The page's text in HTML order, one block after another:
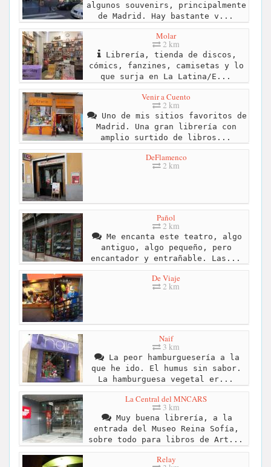
algunos souvenirs, principalmente
de Madrid. Hay bastante v...
Molar
2 km
Librería, tienda de discos,
cómics, fanzines, camisetas y lo
que surja en La Latina/E...
Venir a Cuento
2 km
Uno de mis sitios favoritos de
Madrid. Una gran librería con
amplio surtido de libros...
DeFlamenco
2 km
Pañol
2 km
Me encanta este teatro, algo
antiguo, algo pequeño, pero
encantador y entrañable. Las...
De Viaje
2 km
Naif
3 km
La peor hamburguesería a la
que he ido. El humus sin sabor.
La hamburguesa vegetal er...
La Central del MNCARS
3 km
Muy buena librería, a la
entrada del Museo Reina Sofía,
sobre todo para libros de Art...
Relay